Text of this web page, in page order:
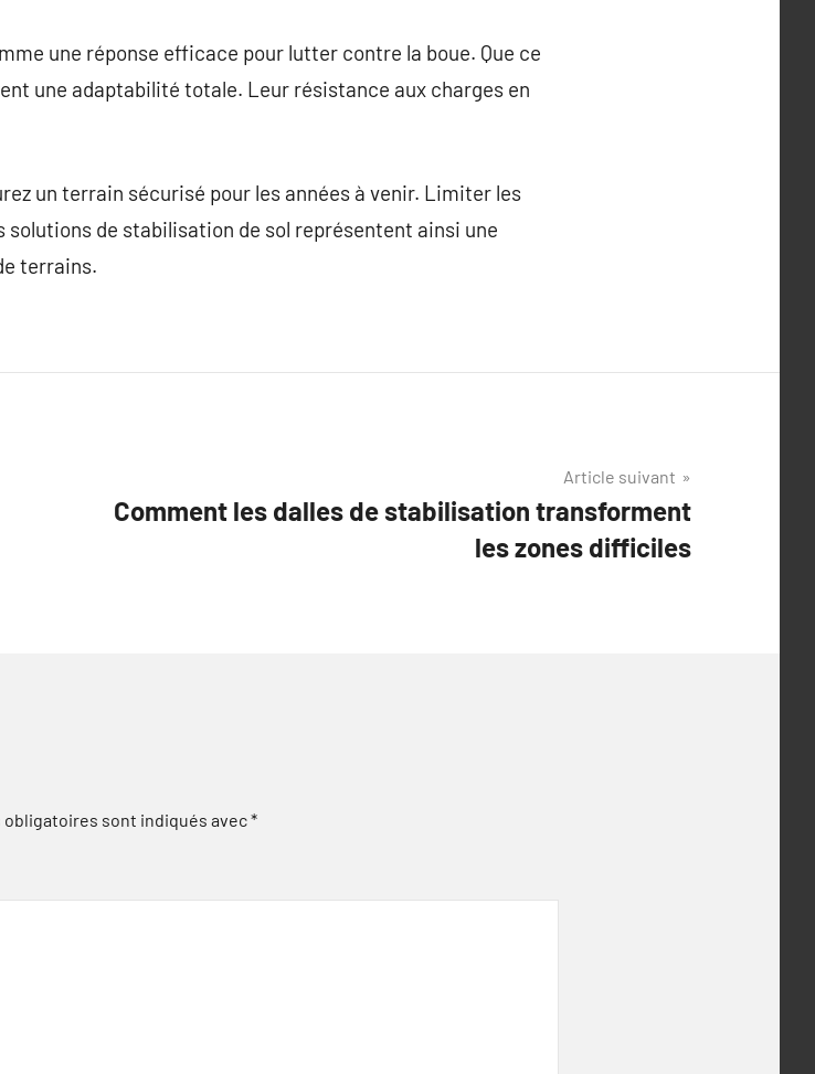
une réponse efficace pour lutter contre la boue. Que ce
une adaptabilité totale. Leur résistance aux charges en
un terrain sécurisé pour les années à venir. Limiter les
de stabilisation de sol représentent ainsi une
terrains.
Article suivant
Comment les dalles de stabilisation transforment
les zones difficiles
obligatoires sont indiqués avec*